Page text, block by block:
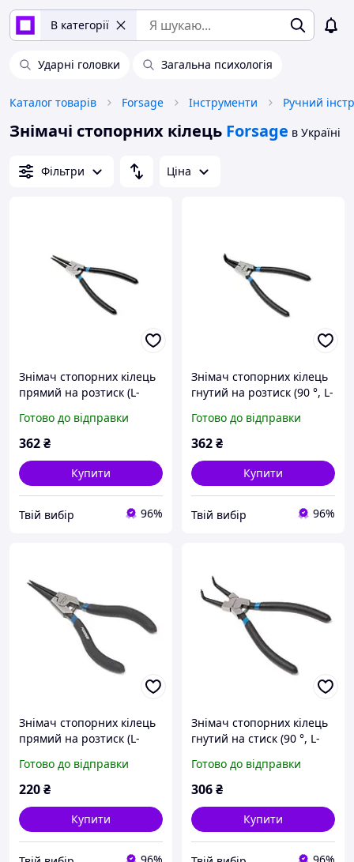
В категорії
Ударні головки Загальна психологія
Каталог товарів Forsage Інструменти Ручний
Знімачі стопорних кілець Forsage в Україні
Фільтри Ціна
Знімач стопорних кілець
прямий на розтиск (L-
Готово до відправки
362₴
Купити
Твій вибір 96%
Знімач стопорних кілець
гнутий на розтиск (90 °, L-
Готово до відправки
362₴
Купити
Твій вибір 96%
Знімач стопорних кілець
прямий на розтиск (L-
Готово до відправки
220₴
Купити
Знімач стопорних кілець
гнутий на стиск (90 °, L-
Готово до відправки
306₴
Купити